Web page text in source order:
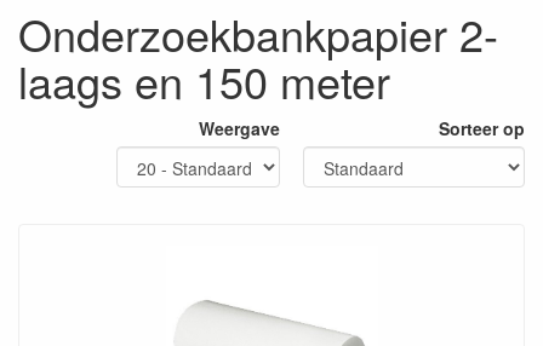
Onderzoekbankpapier 2-
laags en 150 meter
Weergave Sorteer op